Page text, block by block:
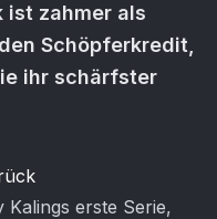
ist zahmer als
Schöpferkredit,
ihr schärfster
Kalings erste Serie,